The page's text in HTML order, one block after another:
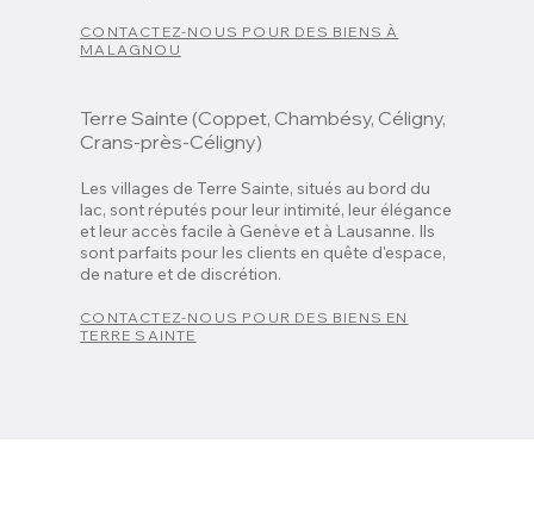
CONTACTEZ-NOUS POUR DES BIENS À
MALAGNOU
Terre Sainte (Coppet, Chambésy, Céligny,
Crans-près-Céligny)
Les villages de Terre Sainte, situés au bord du
lac, sont réputés pour leur intimité, leur élégance
et leur accès facile à Genève et à Lausanne. Ils
sont parfaits pour les clients en quête d'espace,
de nature et de discrétion.
CONTACTEZ-NOUS POUR DES BIENS EN
TERRE SAINTE